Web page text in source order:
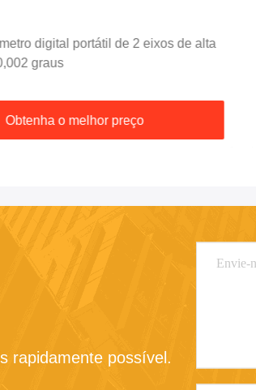
digital portátil de 2 eixos de alta
graus
Obtenha o melhor preço
rapidamente possível.